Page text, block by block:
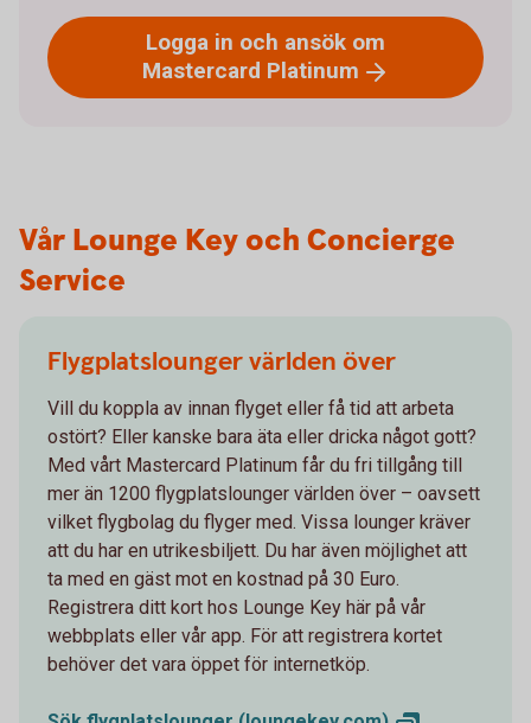
Logga in och ansök om
Mastercard Platinum
Vår Lounge Key och Concierge
Service
Flygplatslounger världen över
Vill du koppla av innan flyget eller få tid att arbeta
ostört? Eller kanske bara äta eller dricka något gott?
Med vårt Mastercard Platinum får du fri tillgång till
mer än 1200 flygplatslounger världen över – oavsett
vilket flygbolag du flyger med. Vissa lounger kräver
att du har en utrikesbiljett. Du har även möjlighet att
ta med en gäst mot en kostnad på 30 Euro.
Registrera ditt kort hos Lounge Key här på vår
webbplats eller vår app. För att registrera kortet
behöver det vara öppet för internetköp.